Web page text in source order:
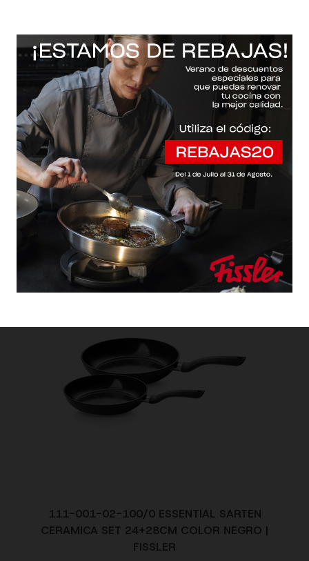
Inicio / Fissler Web / Sartenes /
Essential®
Filtros
111-001-02-100/0 ESSENTIAL SARTEN
CERAMICA SET 24+28CM COLOR NEGRO |
FISSLER